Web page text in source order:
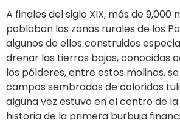
A finales del siglo XIX, más de 9,000
poblaban las zonas rurales de los
algunos de ellos construidos
drenar las tierras bajas, conocidas
los pólderes, entre estos molinos,
campos sembrados de coloridos
alguna vez estuvo en el centro de
historia de la primera burbuja